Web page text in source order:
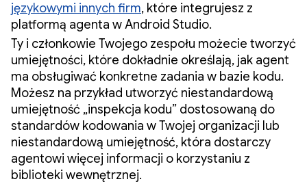
językowymi innych firm, które integrujesz z
platformą agenta w Android Studio.
Ty i członkowie Twojego zespołu możecie tworzyć
umiejętności, które dokładnie określają, jak agent
ma obsługiwać konkretne zadania w bazie kodu.
Możesz na przykład utworzyć niestandardową
umiejętność „inspekcja kodu” dostosowaną do
standardów kodowania w Twojej organizacji lub
niestandardową umiejętność, która dostarczy
agentowi więcej informacji o korzystaniu z
biblioteki wewnętrznej.